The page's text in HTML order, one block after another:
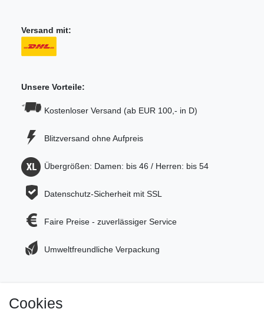
Versand mit:
Unsere Vorteile:
Kostenloser Versand (ab EUR 100,- in D)
Blitzversand ohne Aufpreis
Übergrößen: Damen: bis 46 / Herren: bis 54
Datenschutz-Sicherheit mit SSL
Faire Preise - zuverlässiger Service
Umweltfreundliche Verpackung
Jetzt zum Newsletter anmelden und 5€ Gutschein
Cookies